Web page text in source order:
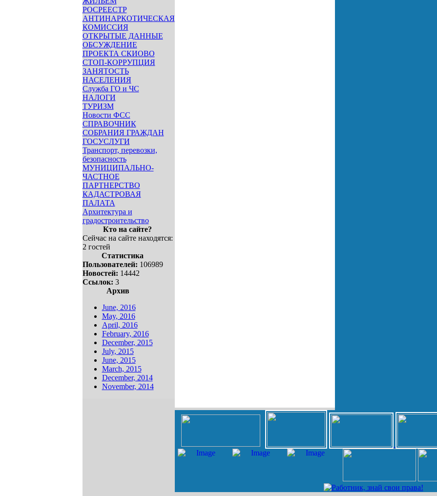
РОСРЕЕСТР
АНТИНАРКОТИЧЕСКАЯ
КОМИССИЯ
ОТКРЫТЫЕ ДАННЫЕ
ОБСУЖДЕНИЕ
ПРОЕКТА СКИОВО
СТОП-КОРРУПЦИЯ
ЗАНЯТОСТЬ
НАСЕЛЕНИЯ
Служба ГО и ЧС
НАЛОГИ
ТУРИЗМ
Новости ФСС
СПРАВОЧНИК
СОБРАНИЯ ГРАЖДАН
ГОСУСЛУГИ
Транспорт, перевозки,
безопасность
МУНИЦИПАЛЬНО-
ЧАСТНОЕ
ПАРТНЕРСТВО
КАДАСТРОВАЯ
ПАЛАТА
Архитектура и
градостроительство
Кто на сайте?
Сейчас на сайте находятся:
2 гостей
Статистика
Пользователей: 106989
Новостей: 14442
Ссылок: 3
Архив
June, 2016
May, 2016
April, 2016
February, 2016
December, 2015
July, 2015
June, 2015
March, 2015
December, 2014
November, 2014